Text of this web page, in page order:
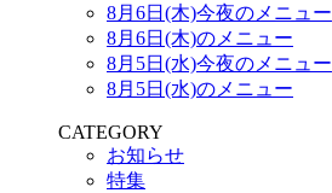
8月6日(木)今夜のメニュー
8月6日(木)のメニュー
8月5日(水)今夜のメニュー
8月5日(水)のメニュー
CATEGORY
お知らせ
特集